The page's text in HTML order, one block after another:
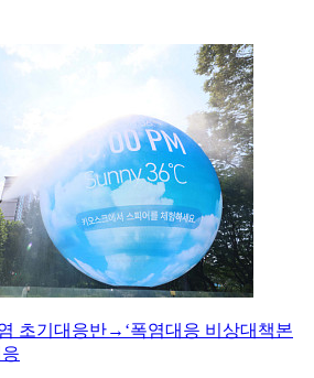
초기대응반→‘폭염대응 비상대책본